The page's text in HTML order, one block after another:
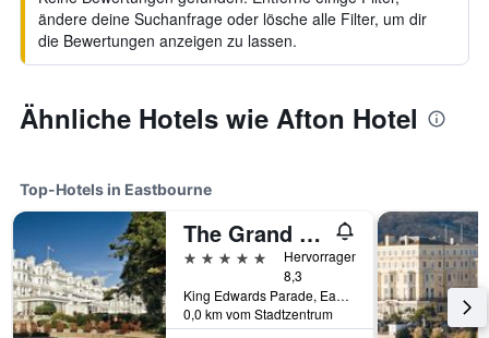
ändere deine Suchanfrage oder lösche alle Filter, um dir
die Bewertungen anzeigen zu lassen.
Ähnliche Hotels wie Afton Hotel
Top-Hotels in Eastbourne
The Grand Hotel Eastbourne
5 Sterne
Hervorragend
8,3
King Edwards Parade, Eastbourne, Großbritannien
0,0 km vom Stadtzentrum